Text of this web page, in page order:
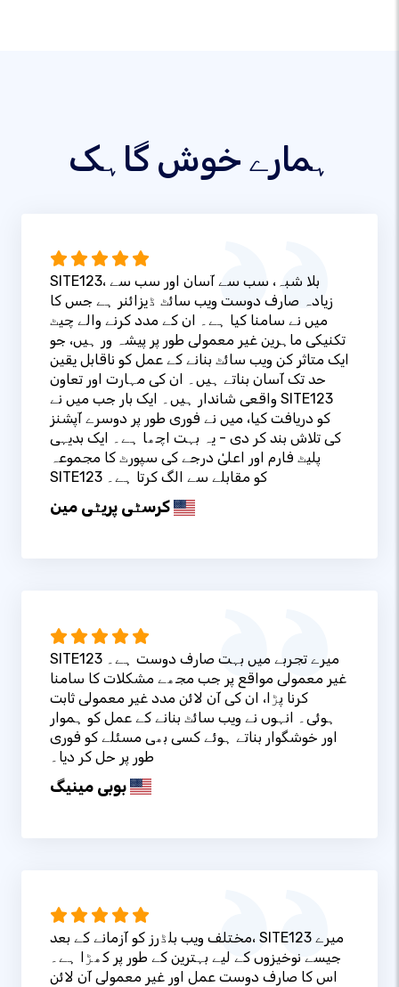
ہمارے خوش گاہک
SITE123، بلا شبہ، سب سے آسان اور سب سے
زیادہ صارف دوست ویب سائٹ ڈیزائنر ہے جس کا
میں نے سامنا کیا ہے۔ ان کے مدد کرنے والے چیٹ
تکنیکی ماہرین غیر معمولی طور پر پیشہ ور ہیں، جو
ایک متاثر کن ویب سائٹ بنانے کے عمل کو ناقابل یقین
حد تک آسان بناتے ہیں۔ ان کی مہارت اور تعاون
واقعی شاندار ہیں۔ ایک بار جب میں نے SITE123
کو دریافت کیا، میں نے فوری طور پر دوسرے آپشنز
کی تلاش بند کر دی - یہ بہت اچھا ہے۔ ایک بدیہی
پلیٹ فارم اور اعلیٰ درجے کی سپورٹ کا مجموعہ
SITE123 کو مقابلے سے الگ کرتا ہے۔
کرسٹی پریٹی مین
SITE123 میرے تجربے میں بہت صارف دوست ہے۔
غیر معمولی مواقع پر جب مجھے مشکلات کا سامنا
کرنا پڑا، ان کی آن لائن مدد غیر معمولی ثابت
ہوئی۔ انہوں نے ویب سائٹ بنانے کے عمل کو ہموار
اور خوشگوار بناتے ہوئے کسی بھی مسئلے کو فوری
طور پر حل کر دیا۔
بوبی مینیگ
مختلف ویب بلڈرز کو آزمانے کے بعد، SITE123 میرے
جیسے نوخیزوں کے لیے بہترین کے طور پر کھڑا ہے۔
اس کا صارف دوست عمل اور غیر معمولی آن لائن